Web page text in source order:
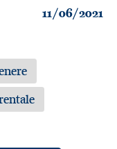
11/06/2021